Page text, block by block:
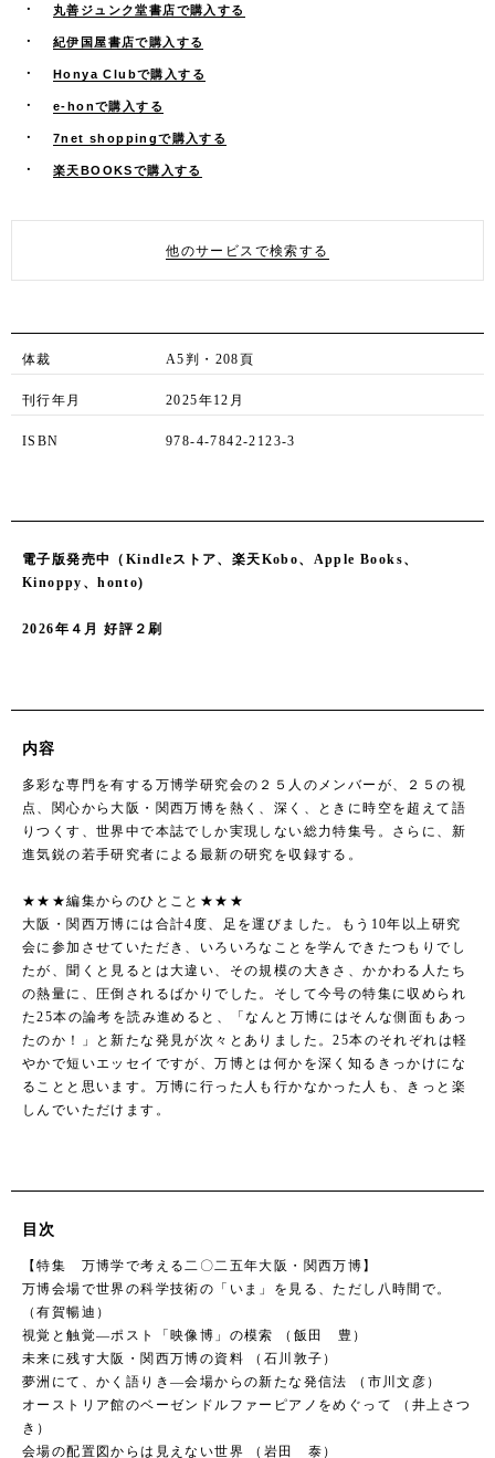
丸善ジュンク堂書店で購入する
紀伊国屋書店で購入する
Honya Clubで購入する
e-honで購入する
7net shoppingで購入する
楽天BOOKSで購入する
他のサービスで検索する
体裁 A5判・208頁
刊行年月 2025年12月
ISBN 978-4-7842-2123-3
電子版発売中（Kindleストア、楽天Kobo、Apple Books、
Kinoppy、honto)
2026年４月 好評２刷
内容
多彩な専門を有する万博学研究会の２５人のメンバーが、２５の視
点、関心から大阪・関西万博を熱く、深く、ときに時空を超えて語
りつくす、世界中で本誌でしか実現しない総力特集号。さらに、新
進気鋭の若手研究者による最新の研究を収録する。
★★★編集からのひとこと★★★
大阪・関西万博には合計4度、足を運びました。もう10年以上研究
会に参加させていただき、いろいろなことを学んできたつもりでし
たが、聞くと見るとは大違い、その規模の大きさ、かかわる人たち
の熱量に、圧倒されるばかりでした。そして今号の特集に収められ
た25本の論考を読み進めると、「なんと万博にはそんな側面もあっ
たのか！」と新たな発見が次々とありました。25本のそれぞれは軽
やかで短いエッセイですが、万博とは何かを深く知るきっかけにな
ることと思います。万博に行った人も行かなかった人も、きっと楽
しんでいただけます。
目次
【特集 万博学で考える二〇二五年大阪・関西万博】
万博会場で世界の科学技術の「いま」を見る、ただし八時間で。
（有賀暢迪）
視覚と触覚―ポスト「映像博」の模索 （飯田 豊）
未来に残す大阪・関西万博の資料 （石川敦子）
夢洲にて、かく語りき―会場からの新たな発信法 （市川文彦）
オーストリア館のベーゼンドルファーピアノをめぐって （井上さつ
き）
会場の配置図からは見えない世界 （岩田 泰）